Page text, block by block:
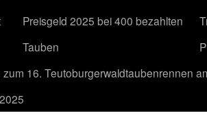
Preisgeld 2025 bei 400 bezahlten
Tauben
16. Teutoburgerwaldtaubenrennen